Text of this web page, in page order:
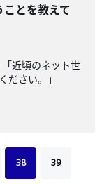
とを教えて
近頃のネット世
ださい。」
38 39